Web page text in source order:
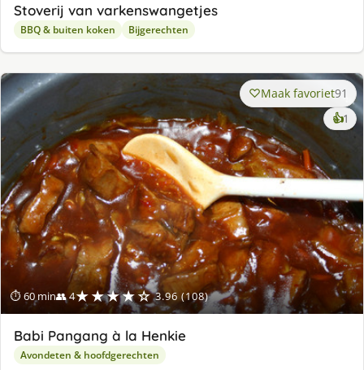
Stoverij van varkenswangetjes
BBQ & buiten koken Bijgerechten
⏱ 60 min👥 4★★★★☆ 3.96 (108)
Maak favoriet91
👍1
Babi Pangang à la Henkie
Avondeten & hoofdgerechten